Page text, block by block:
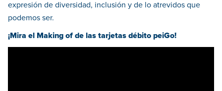
expresión de diversidad, inclusión y de lo atrevidos que
podemos ser.
¡Mira el Making of de las tarjetas débito peiGo!